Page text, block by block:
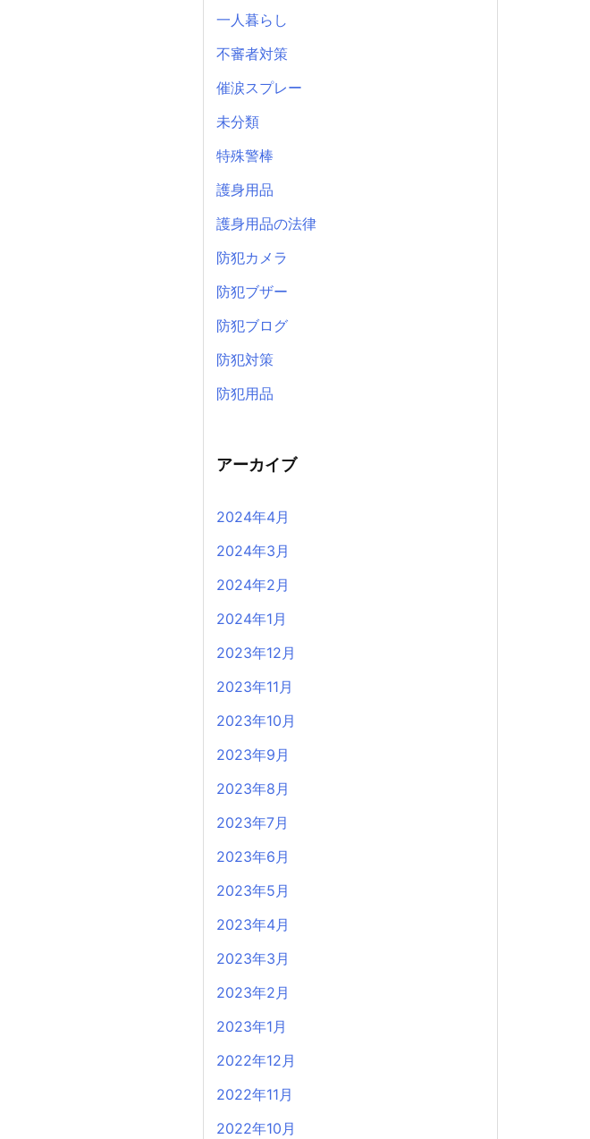
一人暮らし
不審者対策
催涙スプレー
未分類
特殊警棒
護身用品
護身用品の法律
防犯カメラ
防犯ブザー
防犯ブログ
防犯対策
防犯用品
アーカイブ
2024年4月
2024年3月
2024年2月
2024年1月
2023年12月
2023年11月
2023年10月
2023年9月
2023年8月
2023年7月
2023年6月
2023年5月
2023年4月
2023年3月
2023年2月
2023年1月
2022年12月
2022年11月
2022年10月